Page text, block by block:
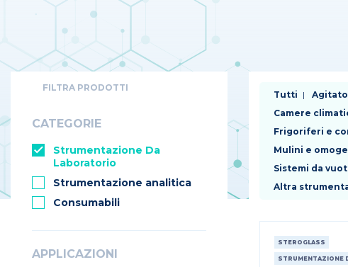
FILTRA PRODOTTI
CATEGORIE
Strumentazione Da
Laboratorio
Strumentazione analitica
Consumabili
APPLICAZIONI
Tutti
Camere
Frigoriferi e
Mulini e
Sistemi da
Altra
STEROGLASS
STRUMENTAZIONE